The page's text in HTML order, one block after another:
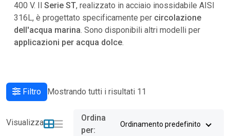
400 V. Il Serie ST, realizzato in acciaio inossidabile AISI
316L, è progettato specificamente per circolazione
dell'acqua marina. Sono disponibili altri modelli per
applicazioni per acqua dolce.
Filtro Mostrando tutti i risultati 11
Visualizza
Ordina
per:
Ordinamento predefinito